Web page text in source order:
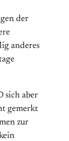
der
anderes
sich aber
gemerkt
zur